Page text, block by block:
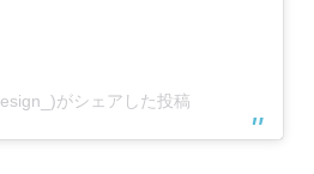
がシェアした投稿